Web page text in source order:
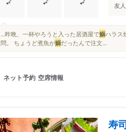
友
...昨晩、一杯やろうと入った居酒屋で鰤ハラス
問。 ちょうど煮魚が鰤だったんで注文...
ネット予約 空席情報
寿